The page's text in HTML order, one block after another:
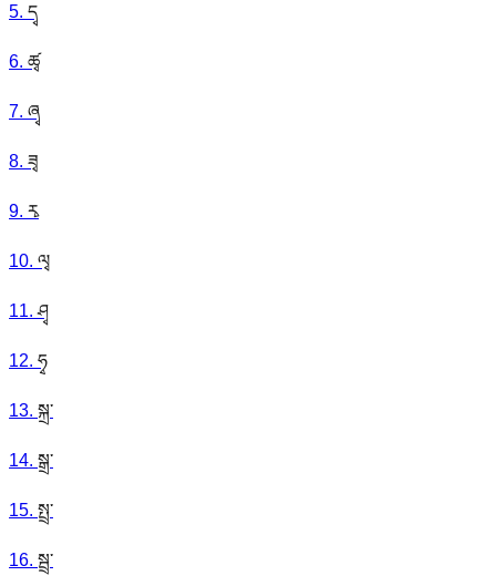
5. དྭ
6. ཚྭ
7. ཞྭ
8. ཟྭ
9. རྭ
10. ལྭ
11. ཤྭ
12. ཧྭ
13. སྐྲ་
14. སྒྲ་
15. སྤྲ་
16. སྦྲ་